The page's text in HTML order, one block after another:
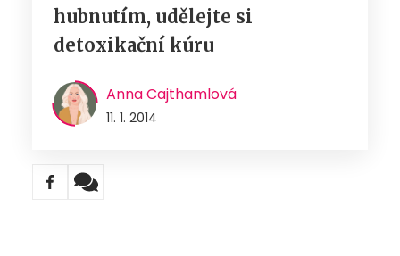
hubnutím, udělejte si
detoxikační kúru
Anna Cajthamlová
11. 1. 2014